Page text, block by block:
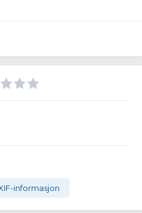
informasjon